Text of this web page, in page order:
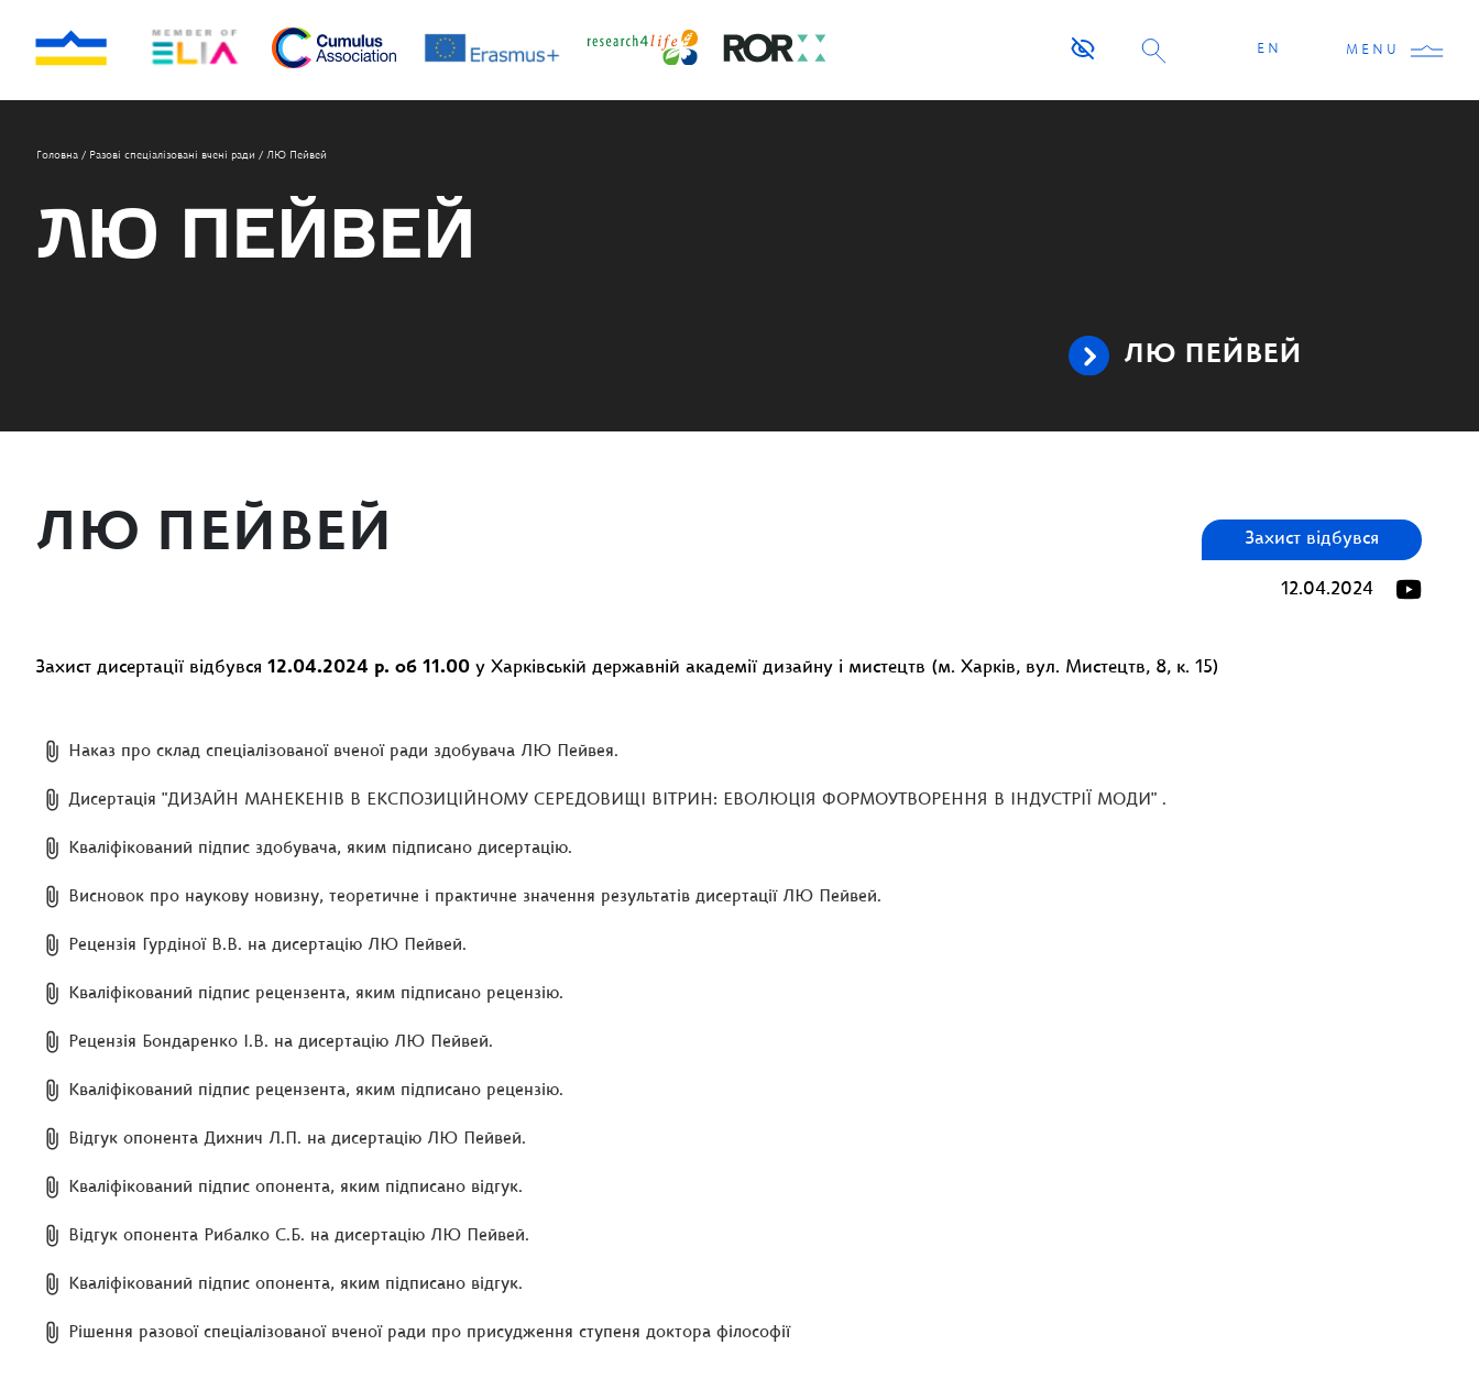
EN MENU
Головна / Разові спеціалізовані вчені ради / ЛЮ Пейвей
ЛЮ ПЕЙВЕЙ
ЛЮ ПЕЙВЕЙ
ЛЮ ПЕЙВЕЙ Захист відбувся
12.04.2024
Захист дисертації відбувся 12.04.2024 р. об 11.00 у Харківській державній академії дизайну і мистецтв (м. Харків, вул. Мистецтв, 8, к. 15)
Наказ про склад спеціалізованої вченої ради здобувача ЛЮ Пейвея.
Дисертація "ДИЗАЙН МАНЕКЕНІВ В ЕКСПОЗИЦІЙНОМУ СЕРЕДОВИЩІ ВІТРИН: ЕВОЛЮЦІЯ ФОРМОУТВОРЕННЯ В ІНДУСТРІЇ МОДИ" .
Кваліфікований підпис здобувача, яким підписано дисертацію.
Висновок про наукову новизну, теоретичне і практичне значення результатів дисертації ЛЮ Пейвей.
Рецензія Гурдіної В.В. на дисертацію ЛЮ Пейвей.
Кваліфікований підпис рецензента, яким підписано рецензію.
Рецензія Бондаренко І.В. на дисертацію ЛЮ Пейвей.
Кваліфікований підпис рецензента, яким підписано рецензію.
Відгук опонента Дихнич Л.П. на дисертацію ЛЮ Пейвей.
Кваліфікований підпис опонента, яким підписано відгук.
Відгук опонента Рибалко С.Б. на дисертацію ЛЮ Пейвей.
Кваліфікований підпис опонента, яким підписано відгук.
Рішення разової спеціалізованої вченої ради про присудження ступеня доктора філософії